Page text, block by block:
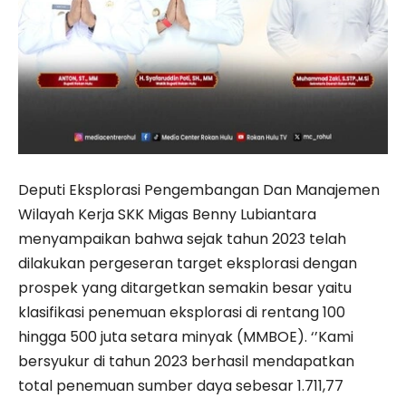
Deputi Eksplorasi Pe­ngembangan Dan Manajemen
Wilayah Kerja SKK Migas Benny Lubiantara
menyampaikan bahwa sejak tahun 2023 telah
dilakukan pergeseran target eksplorasi dengan
prospek yang ditargetkan semakin besar yaitu
klasifikasi penemuan eksplorasi di rentang 100
hingga 500 juta setara minyak (MMBOE). ‘’Kami
bersyukur di tahun 2023 berhasil mendapatkan
total penemuan sumber daya sebesar 1.711,77